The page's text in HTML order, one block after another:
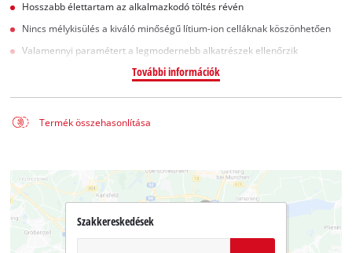
Hosszabb élettartam az alkalmazkodó töltés révén
Nincs mélykisülés a kiváló minőségű lítium-ion celláknak köszönhetően
Valamennyi paramétert a legmodernebb alkatrészek ellenőrzik
További információk
Termék összehasonlítása
Szakkereskedések